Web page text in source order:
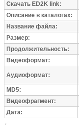
Скачать ED2K link:
Описание в каталогах:
Название файла:
Размер:
Продолжительность:
Видеоформат:
Аудиоформат:
MD5:
Видеофрагмент:
Дата: